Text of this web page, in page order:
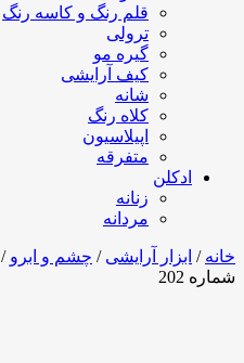
قلم رنگ و کاسه رنگ
ترولی
گیره مو
کیف آرایشی
شانه
کلاه رنگ
اپیلاسیون
متفرقه
ادکلن
زنانه
مردانه
خانه / ابزار آرایشی / چشم و ابرو /
شماره 202